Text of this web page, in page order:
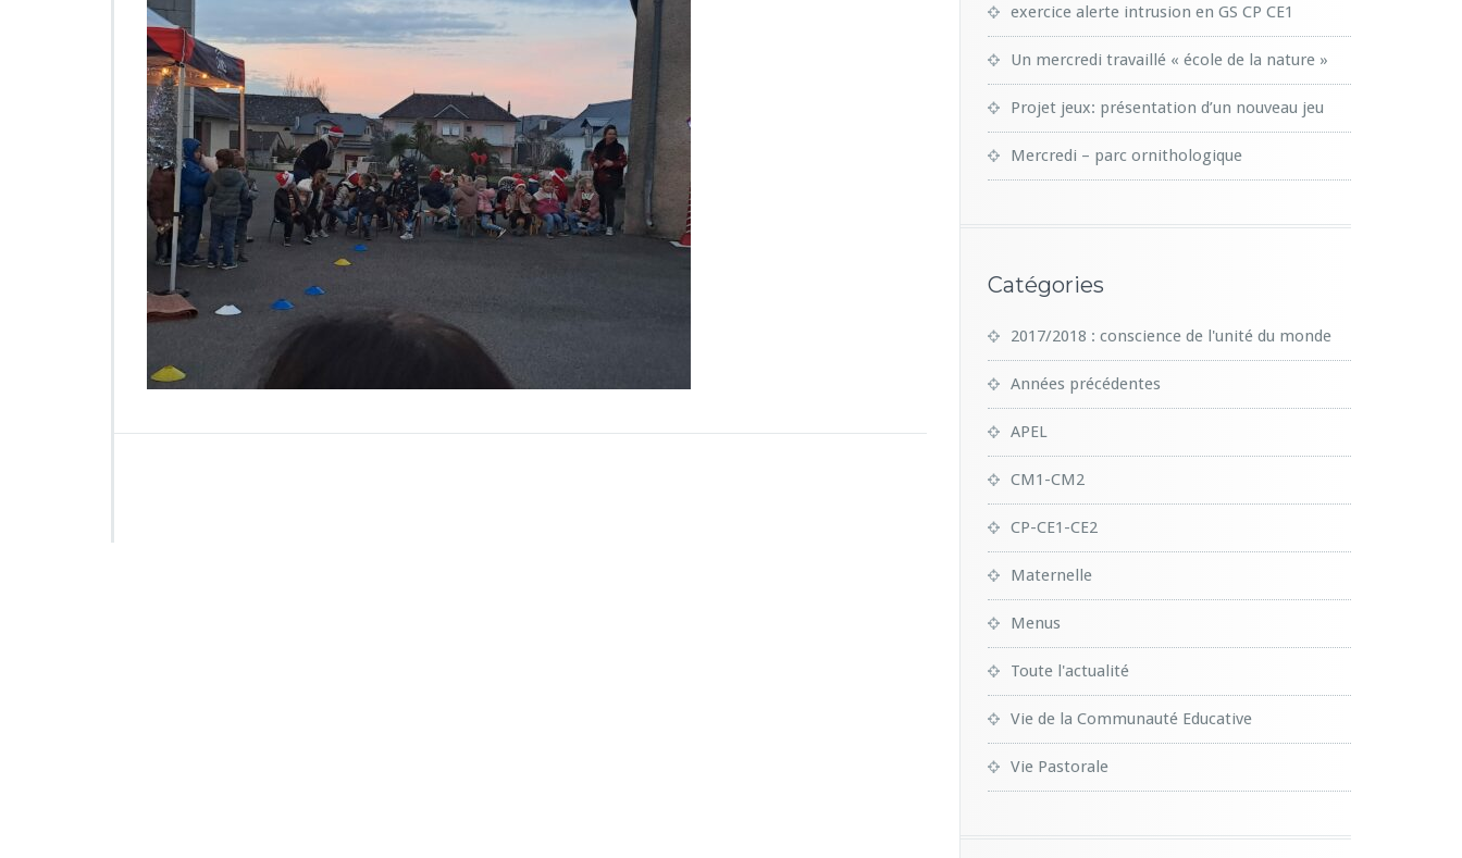
I
M
2
0
2
5
1
1
0
exercice alerte intrusion en GS CP CE1
Un mercredi travaillé « école de la nature »
Projet jeux: présentation d’un nouveau jeu
Mercredi – parc ornithologique
Catégories
2017/2018 : conscience de l'unité du monde
Années précédentes
APEL
CM1-CM2
CP-CE1-CE2
Maternelle
Menus
Toute l'actualité
Vie de la Communauté Educative
Vie Pastorale